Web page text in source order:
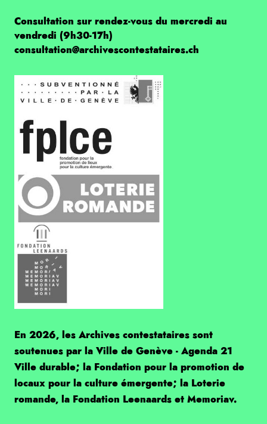
Consultation sur rendez-vous du mercredi au
vendredi (9h30-17h)
consultation@archivescontestataires.ch
En 2026, les Archives contestataires sont
soutenues par la Ville de Genève - Agenda 21
Ville durable; la Fondation pour la promotion de
locaux pour la culture émergente; la Loterie
romande, la Fondation Leenaards et Memoriav.